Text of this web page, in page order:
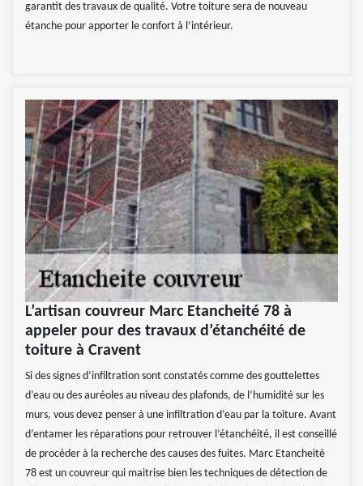
garantit des travaux de qualité. Votre toiture sera de nouveau
étanche pour apporter le confort à l’intérieur.
L’artisan couvreur Marc Etancheité 78 à
appeler pour des travaux d’étanchéité de
toiture à Cravent
Si des signes d’infiltration sont constatés comme des gouttelettes
d’eau ou des auréoles au niveau des plafonds, de l’humidité sur les
murs, vous devez penser à une infiltration d’eau par la toiture. Avant
d’entamer les réparations pour retrouver l’étanchéité, il est conseillé
de procéder à la recherche des causes des fuites. Marc Etancheité
78 est un couvreur qui maitrise bien les techniques de détection de